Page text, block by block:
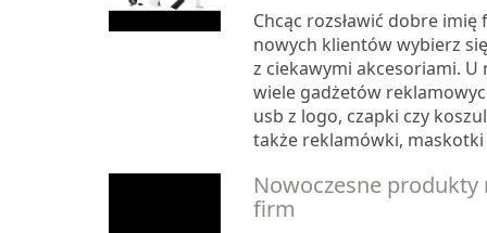
Chcąc rozsławić dobre
nowych klientów wybierz
z ciekawymi akcesoriami. U
wiele gadżetów
usb z logo, czapki czy
także reklamówki, maskotki
Nowoczesne
firm